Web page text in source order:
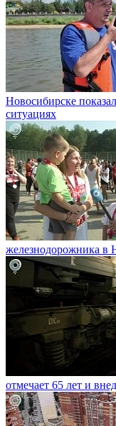
Новосибирске
ситуациях
железнодорожника в
отмечает 65 лет и